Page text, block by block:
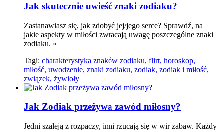
Jak skutecznie uwieść znaki zodiaku?
Zastanawiasz się, jak zdobyć jej/jego serce? Sprawdź, na
jakie aspekty w miłości zwracają uwagę poszczególne znaki
zodiaku. »
Tagi: charakterystyka znaków zodiaku, flirt, horoskop,
miłość, uwodzenie, znaki zodiaku, zodiak, zodiak i miłość,
związek, żywioły
Jak Zodiak przeżywa zawód miłosny?
Jedni szaleją z rozpaczy, inni rzucają się w wir zabaw. Każdy